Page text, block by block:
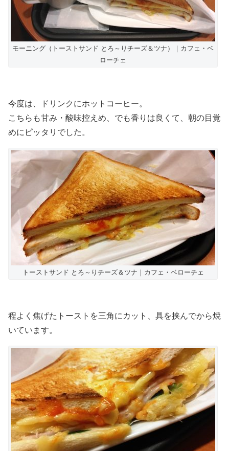
モーニング（トーストサンド とろ～りチーズ＆ツナ）｜カフェ・ベ
ローチェ
今度は、ドリンクにホットコーヒー。
こちらも甘み・酸味控えめ、でも香りは良くて、朝の目覚
めにピッタリでした。
トーストサンド とろ～りチーズ＆ツナ｜カフェ・ベローチェ
程よく焦げたトーストを三角にカット、具を挟んでから焼
いています。